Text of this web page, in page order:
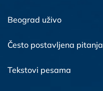
Beograd uživo
Često postavljena pitanja
Tekstovi pesama